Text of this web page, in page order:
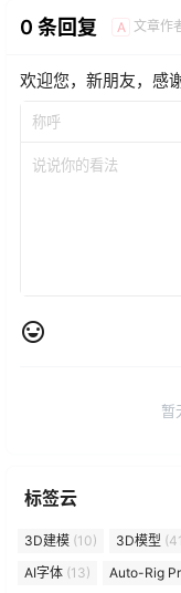
0 条回复 A 文章作
欢迎您，新朋友，感
暂
标签云
3D建模 (10) 3D模型
AI字体 (13) Auto-Rig